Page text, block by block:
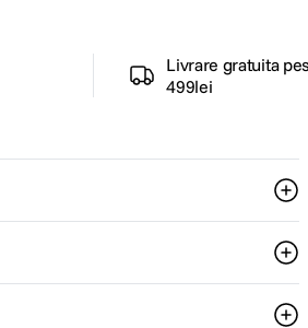
Livrare gratuita
499lei